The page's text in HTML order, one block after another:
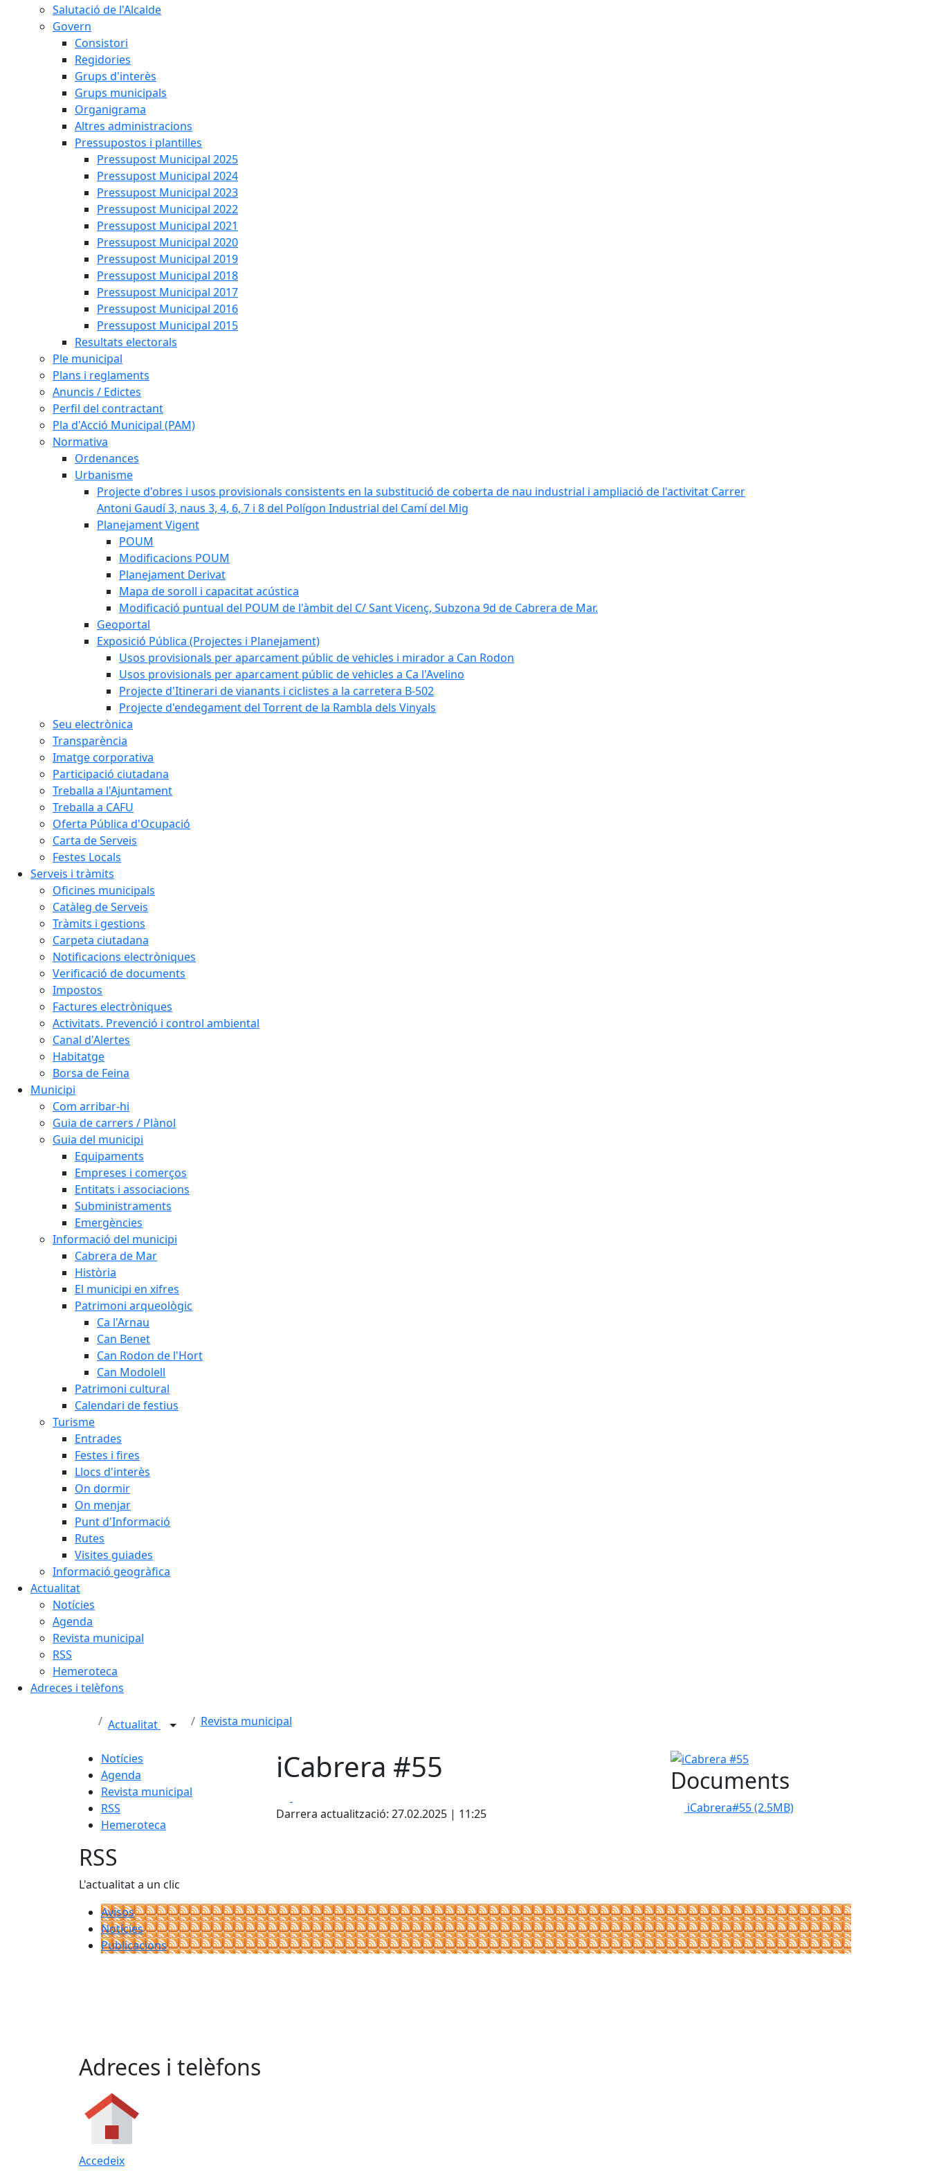
Salutació de l'Alcalde
Govern
Consistori
Regidories
Grups d'interès
Grups municipals
Organigrama
Altres administracions
Pressupostos i plantilles
Pressupost Municipal 2025
Pressupost Municipal 2024
Pressupost Municipal 2023
Pressupost Municipal 2022
Pressupost Municipal 2021
Pressupost Municipal 2020
Pressupost Municipal 2019
Pressupost Municipal 2018
Pressupost Municipal 2017
Pressupost Municipal 2016
Pressupost Municipal 2015
Resultats electorals
Ple municipal
Plans i reglaments
Anuncis / Edictes
Perfil del contractant
Pla d'Acció Municipal (PAM)
Normativa
Ordenances
Urbanisme
Projecte d'obres i usos provisionals consistents en la substitució de coberta de nau industrial i ampliació de l'activitat Carrer
Antoni Gaudí 3, naus 3, 4, 6, 7 i 8 del Polígon Industrial del Camí del Mig
Planejament Vigent
POUM
Modificacions POUM
Planejament Derivat
Mapa de soroll i capacitat acústica
Modificació puntual del POUM de l'àmbit del C/ Sant Vicenç, Subzona 9d de Cabrera de Mar.
Geoportal
Exposició Pública (Projectes i Planejament)
Usos provisionals per aparcament públic de vehicles i mirador a Can Rodon
Usos provisionals per aparcament públic de vehicles a Ca l'Avelino
Projecte d'Itinerari de vianants i ciclistes a la carretera B-502
Projecte d'endegament del Torrent de la Rambla dels Vinyals
Seu electrònica
Transparència
Imatge corporativa
Participació ciutadana
Treballa a l'Ajuntament
Treballa a CAFU
Oferta Pública d'Ocupació
Carta de Serveis
Festes Locals
Serveis i tràmits
Oficines municipals
Catàleg de Serveis
Tràmits i gestions
Carpeta ciutadana
Notificacions electròniques
Verificació de documents
Impostos
Factures electròniques
Activitats. Prevenció i control ambiental
Canal d'Alertes
Habitatge
Borsa de Feina
Municipi
Com arribar-hi
Guia de carrers / Plànol
Guia del municipi
Equipaments
Empreses i comerços
Entitats i associacions
Subministraments
Emergències
Informació del municipi
Cabrera de Mar
Història
El municipi en xifres
Patrimoni arqueològic
Ca l'Arnau
Can Benet
Can Rodon de l'Hort
Can Modolell
Patrimoni cultural
Calendari de festius
Turisme
Entrades
Festes i fires
Llocs d'interès
On dormir
On menjar
Punt d'Informació
Rutes
Visites guiades
Informació geogràfica
Actualitat
Notícies
Agenda
Revista municipal
RSS
Hemeroteca
Adreces i telèfons
Actualitat Revista municipal
Notícies
Agenda
Revista municipal
RSS
Hemeroteca
iCabrera #55
Darrera actualització: 27.02.2025 | 11:25
iCabrera #55
Documents
iCabrera#55(2.5MB)
RSS
L'actualitat a un clic
Avisos
Notícies
Publicacions
Adreces i telèfons
Accedeix